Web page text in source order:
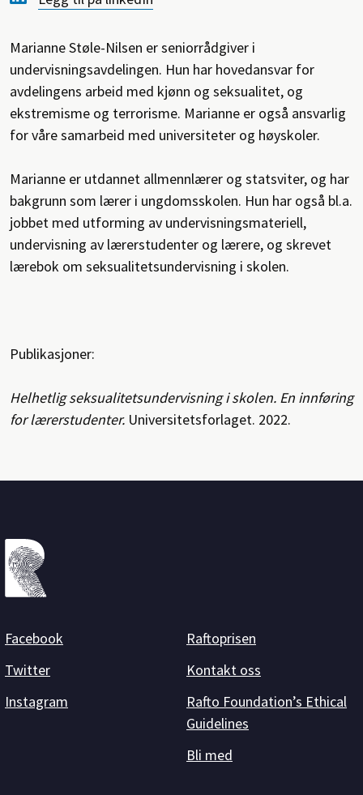
Marianne Støle-Nilsen er seniorrådgiver i
undervisningsavdelingen. Hun har hovedansvar for
avdelingens arbeid med kjønn og seksualitet, og
ekstremisme og terrorisme. Marianne er også ansvarlig
for våre samarbeid med universiteter og høyskoler.
Marianne er utdannet allmennlærer og statsviter, og har
bakgrunn som lærer i ungdomsskolen. Hun har også bl.a.
jobbet med utforming av undervisningsmateriell,
undervisning av lærerstudenter og lærere, og skrevet
lærebok om seksualitetsundervisning i skolen.
Publikasjoner:
Helhetlig seksualitetsundervisning i skolen. En innføring
for lærerstudenter. Universitetsforlaget. 2022.
Facebook
Twitter
Instagram
Raftoprisen
Kontakt oss
Rafto Foundation’s Ethical
Guidelines
Bli med